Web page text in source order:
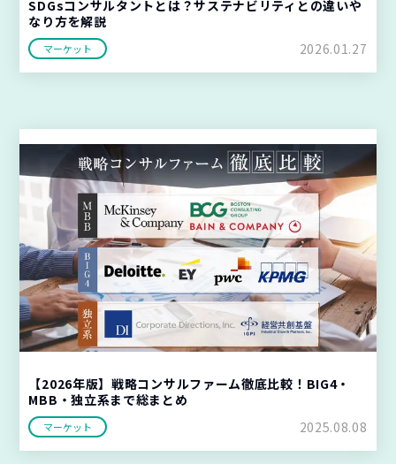
SDGsコンサルタントとは？サステナビリティとの違いや
なり方を解説
マーケット 2026.01.27
【2026年版】戦略コンサルファーム徹底比較！BIG4・
MBB・独立系まで総まとめ
マーケット 2025.08.08